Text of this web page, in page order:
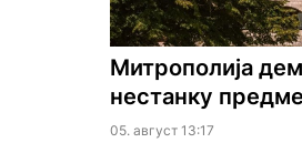
Митрополија
нестанку
05. август 13:17